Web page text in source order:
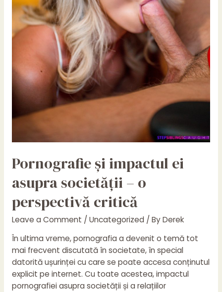
Pornografie și impactul ei
asupra societății – o
perspectivă critică
Leave a Comment / Uncategorized/ ByDerek
În ultima vreme, pornografia a devenit o temă tot
mai frecvent discutată în societate, în special
datorită ușurinței cu care se poate accesa conținutul
explicit pe internet. Cu toate acestea, impactul
pornografiei asupra societății și a relațiilor